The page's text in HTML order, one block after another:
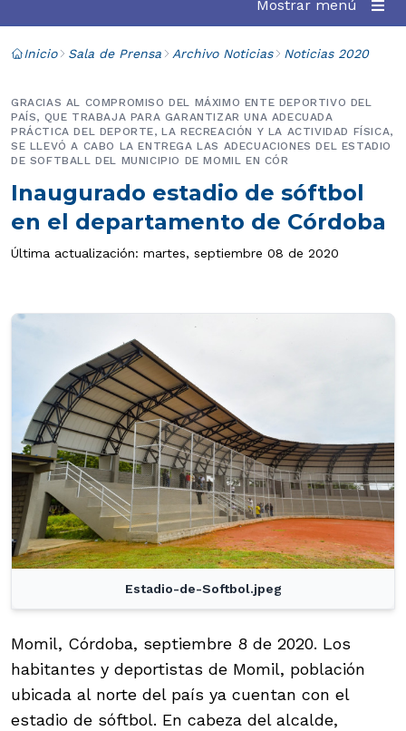
Mostrar menú
Inicio Sala de Prensa Archivo Noticias Noticias 2020
Inaugurado estadio de sóftbol
en el departamento de Córdoba
GRACIAS AL COMPROMISO DEL MÁXIMO ENTE DEPORTIVO DEL
PAÍS, QUE TRABAJA PARA GARANTIZAR UNA ADECUADA
PRÁCTICA DEL DEPORTE, LA RECREACIÓN Y LA ACTIVIDAD FÍSICA,
SE LLEVÓ A CABO LA ENTREGA LAS ADECUACIONES DEL ESTADIO
DE SOFTBALL DEL MUNICIPIO DE MOMIL EN CÓR
Última actualización: martes, septiembre 08 de 2020
Estadio-de-Softbol.jpeg
Momil, Córdoba, septiembre 8 de 2020. Los
habitantes y deportistas de Momil, población
ubicada al norte del país ya cuentan con el
estadio de sóftbol. En cabeza del alcalde,